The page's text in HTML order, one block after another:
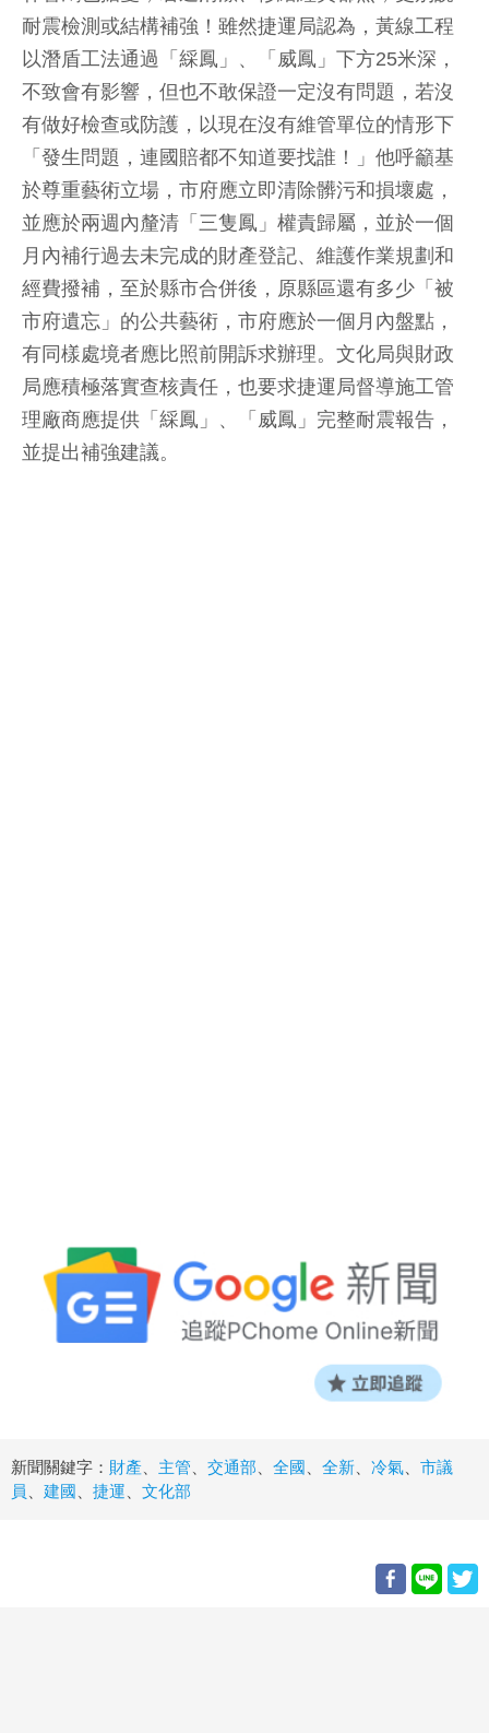
耐震檢測或結構補強！雖然捷運局認為，黃線工程
以潛盾工法通過「綵鳳」、「威鳳」下方25米深，
不致會有影響，但也不敢保證一定沒有問題，若沒
有做好檢查或防護，以現在沒有維管單位的情形下
「發生問題，連國賠都不知道要找誰！」他呼籲基
於尊重藝術立場，市府應立即清除髒污和損壞處，
並應於兩週內釐清「三隻鳳」權責歸屬，並於一個
月內補行過去未完成的財產登記、維護作業規劃和
經費撥補，至於縣市合併後，原縣區還有多少「被
市府遺忘」的公共藝術，市府應於一個月內盤點，
有同樣處境者應比照前開訴求辦理。文化局與財政
局應積極落實查核責任，也要求捷運局督導施工管
理廠商應提供「綵鳳」、「威鳳」完整耐震報告，
並提出補強建議。
新聞關鍵字： 財產 主管 交通部 全國 全新 冷氣
市議
員
建國 捷運 文化部